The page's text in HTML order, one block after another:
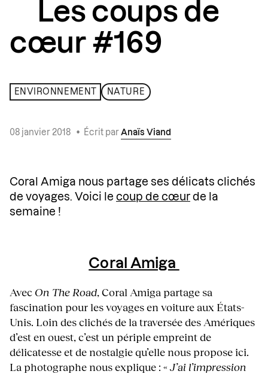
Les coups de
cœur #169
ENVIRONNEMENT NATURE
08 janvier 2018 • Écrit par Anaïs Viand
Coral Amiga nous partage ses délicats clichés
de voyages. Voici le coup de cœur de la
semaine !
Coral Amiga
Avec On The Road, Coral Amiga partage sa
fascination pour les voyages en voiture aux États-
Unis. Loin des clichés de la traversée des Amériques
d’est en ouest, c’est un périple empreint de
délicatesse et de nostalgie qu’elle nous propose ici.
La photographe nous explique : «J’ai l’impression